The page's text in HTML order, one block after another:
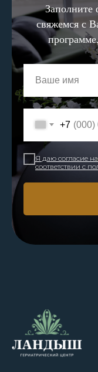
свяжемся с
+7
Я даю согласие
соответствии с